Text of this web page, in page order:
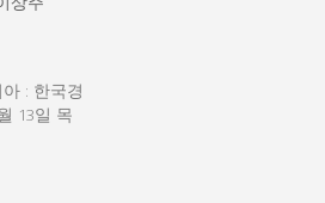
: 한국경
13일 목